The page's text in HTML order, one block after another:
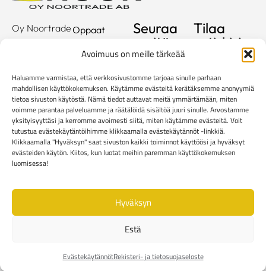
Avoimuus on meille tärkeää
Haluamme varmistaa, että verkkosivustomme tarjoaa sinulle parhaan
mahdollisen käyttökokemuksen. Käytämme evästeitä kerätäksemme anonyymiä
tietoa sivuston käytöstä. Nämä tiedot auttavat meitä ymmärtämään, miten
voimme parantaa palveluamme ja räätälöidä sisältöä juuri sinulle. Arvostamme
yksityisyyttäsi ja kerromme avoimesti siitä, miten käytämme evästeitä. Voit
tutustua evästekäytäntöihimme klikkaamalla evästekäytännöt -linkkiä.
Klikkaamalla "Hyväksyn" saat sivuston kaikki toiminnot käyttöösi ja hyväksyt
evästeiden käytön. Kiitos, kun luotat meihin paremman käyttökokemuksen
luomisessa!
Hyväksyn
Estä
EvästekäytännötRekisteri- ja tietosuojaseloste
Oy Noortrade
Hallimestarinkatu
20780
Kaarina
info@noortrade.fi
+358 2 51 22
500
Oppaat
Kuvastot
Showroom
Yritys
Yhteystiedot
Ajankohtaista
Seuraa
meitä
Tilaa
uutiskirje
Rekisteri- ja tietosuojaseloste
Kuluttaja-asiakkaiden toimitusehdot
Evästekäytännöt